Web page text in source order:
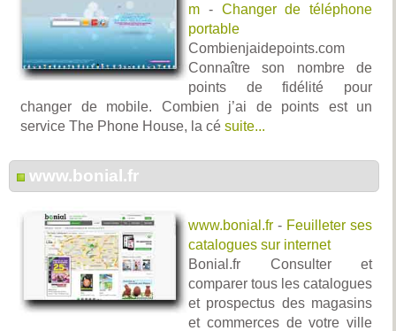
m - Changer de téléphone
portable
Combienjaidepoints.com
Connaître son nombre de
points de fidélité pour
changer de mobile. Combien j’ai de points est un
service The Phone House, la cé suite...
www.bonial.fr
www.bonial.fr - Feuilleter ses
catalogues sur internet
Bonial.fr Consulter et
comparer tous les catalogues
et prospectus des magasins
et commerces de votre ville